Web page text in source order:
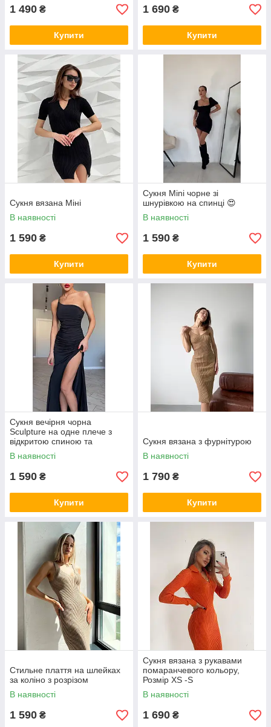
1 490 ₴
Купити
1 690 ₴
Купити
Сукня вязана Міні
В наявності
1 590 ₴
Купити
Сукня Mini чорне зі
шнурівкою на спинці 😍
В наявності
1 590 ₴
Купити
Сукня вечірня чорна
Sculpture на одне плече з
відкритою спиною та
розрізом
В наявності
1 590 ₴
Купити
Сукня вязана з фурнітурою
В наявності
1 790 ₴
Купити
Стильне плаття на шлейках
за коліно з розрізом
В наявності
1 590 ₴
Сукня вязана з рукавами
помаранчевого кольору,
Розмір XS -S
В наявності
1 690 ₴